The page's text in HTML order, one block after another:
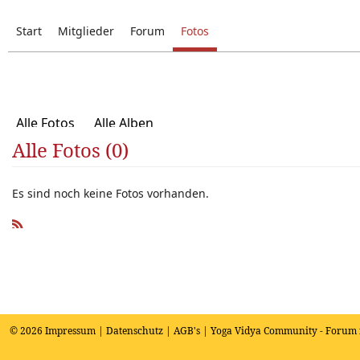
Start Mitglieder Forum Fotos
Alle Fotos Alle Alben
Alle Fotos (0)
Es sind noch keine Fotos vorhanden.
© 2026 Impressum | Datenschutz | AGB's | Yoga Vidya Community -